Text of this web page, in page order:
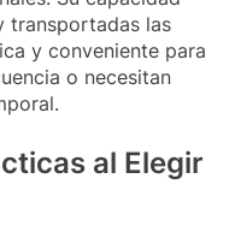
transportadas las
y conveniente para
o necesitan
al Elegir